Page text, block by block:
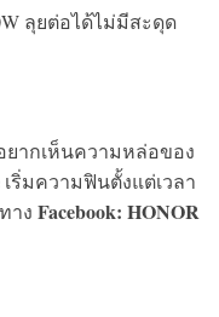
ลุยต่อได้ไม่มีสะดุด
ยากเห็นความหล่อของ
เริ่มความฟินตั้งแต่เวลา
าง Facebook: HONOR